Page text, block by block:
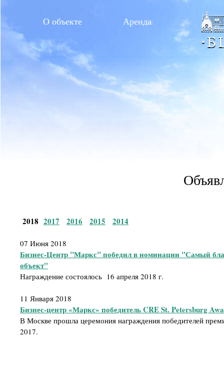
О объекте Аренда
2018 2017 2016 2015 2014
07 Июня 2018
Бизнес-Центр "Маркс" победил в номинации "Самый
объект"
Награждение состоялось 16 апреля 2018 г.
11 Января 2018
Бизнес-центр «Маркс» победитель CRE St. Petersburg
В Москве прошла церемония награждения победителей
2017.